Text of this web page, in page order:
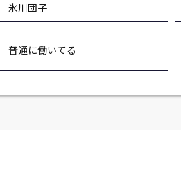
氷川団子
普通に働いてる